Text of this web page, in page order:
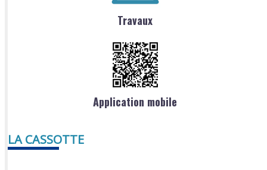
Travaux
Application mobile
LA CASSOTTE